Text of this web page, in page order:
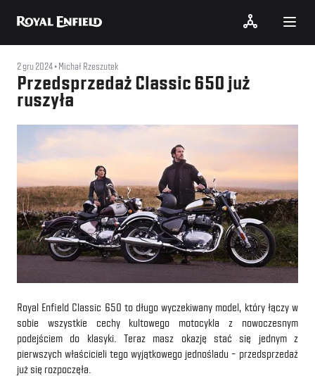
2 gru 2024 Michał Rzeszutek
Przedsprzedaż Classic 650 już
ruszyła
Royal Enfield Classic 650 to długo wyczekiwany model, który łączy w
sobie wszystkie cechy kultowego motocykla z nowoczesnym
podejściem do klasyki. Teraz masz okazję stać się jednym z
pierwszych właścicieli tego wyjątkowego jednośladu – przedsprzedaż
już się rozpoczęła.